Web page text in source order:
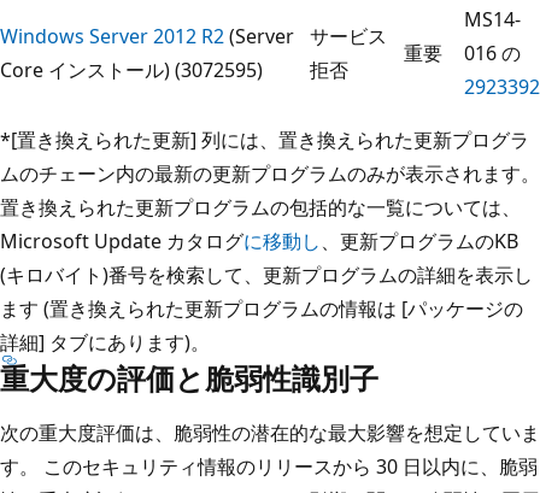
Windows Server 2012 R2(Server
Core インストール) (3072595)
サービス
拒否
重要
MS14-
016 の
2923392
*[置き換えられた更新] 列には、置き換えられた更新プログラ
ムのチェーン内の最新の更新プログラムのみが表示されます。
置き換えられた更新プログラムの包括的な一覧については、
Microsoft Update カタログに移動し、更新プログラムのKB
(キロバイト)番号を検索して、更新プログラムの詳細を表示し
ます (置き換えられた更新プログラムの情報は [パッケージの
詳細] タブにあります)。
重大度の評価と脆弱性識別子
次の重大度評価は、脆弱性の潜在的な最大影響を想定していま
す。 このセキュリティ情報のリリースから 30 日以内に、脆弱